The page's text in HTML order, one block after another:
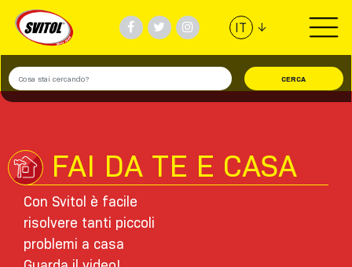
IT ↓
PRODOTTI
VIDEO
#TEAMSVITOL
AZIENDA
FAI DA TE E CASA
Con Svitol è facile
risolvere tanti piccoli
problemi a casa